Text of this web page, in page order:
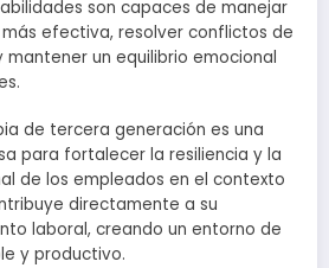
son capaces de manejar
efectiva, resolver conflictos de
un equilibrio emocional
de tercera generación es una
para fortalecer la resiliencia y la
de los empleados en el contexto
directamente a su
laboral, creando un entorno de
y productivo.